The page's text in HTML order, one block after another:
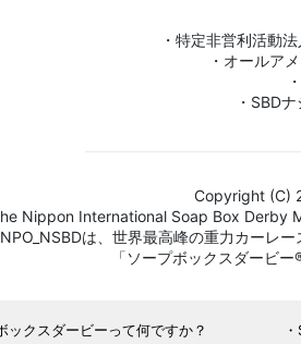
・特定非営利活動
・オールア
・SBD
Copyright (C)
Nippon International Soap Box Derby
NPO_NSBDは、世界最高峰の重力カーレー
「ソープボックスダービ
ックスダービーって何ですか？